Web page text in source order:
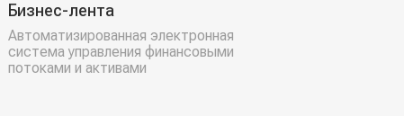
Бизнес-лента
Автоматизированная электронная
система управления финансовыми
потоками и активами